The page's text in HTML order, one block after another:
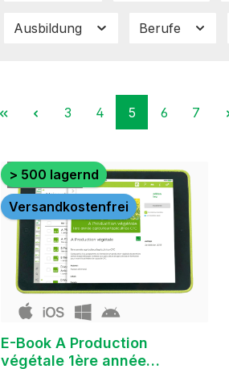
Ausbildung Berufe
Seite
3 Seite
4 Seite
5 Seite
6 Seite
7
> 500 lagernd
Versandkostenfrei
E-Book A Production
végétale 1ère année